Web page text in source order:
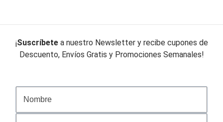
¡Suscríbete a nuestro Newsletter y recibe cupones de
Descuento, Envíos Gratis y Promociones Semanales!